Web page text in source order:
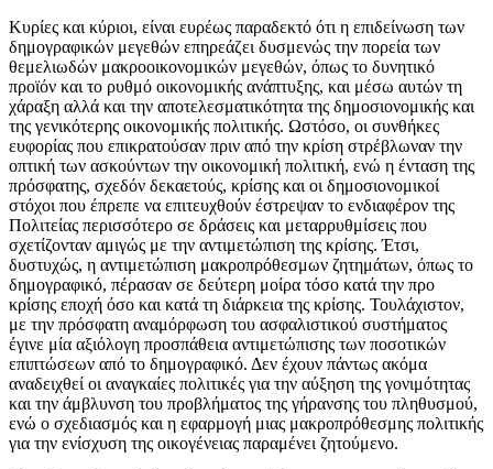
Κυρίες και κύριοι, είναι ευρέως παραδεκτό ότι η επιδείνωση των
δημογραφικών μεγεθών επηρεάζει δυσμενώς την πορεία των
θεμελιωδών μακροοικονομικών μεγεθών, όπως το δυνητικό
προϊόν και το ρυθμό οικονομικής ανάπτυξης, και μέσω αυτών τη
χάραξη αλλά και την αποτελεσματικότητα της δημοσιονομικής και
της γενικότερης οικονομικής πολιτικής. Ωστόσο, οι συνθήκες
ευφορίας που επικρατούσαν πριν από την κρίση στρέβλωναν την
οπτική των ασκούντων την οικονομική πολιτική, ενώ η ένταση της
πρόσφατης, σχεδόν δεκαετούς, κρίσης και οι δημοσιονομικοί
στόχοι που έπρεπε να επιτευχθούν έστρεψαν το ενδιαφέρον της
Πολιτείας περισσότερο σε δράσεις και μεταρρυθμίσεις που
σχετίζονταν αμιγώς με την αντιμετώπιση της κρίσης. Έτσι,
δυστυχώς, η αντιμετώπιση μακροπρόθεσμων ζητημάτων, όπως το
δημογραφικό, πέρασαν σε δεύτερη μοίρα τόσο κατά την προ
κρίσης εποχή όσο και κατά τη διάρκεια της κρίσης. Τουλάχιστον,
με την πρόσφατη αναμόρφωση του ασφαλιστικού συστήματος
έγινε μία αξιόλογη προσπάθεια αντιμετώπισης των ποσοτικών
επιπτώσεων από το δημογραφικό. Δεν έχουν πάντως ακόμα
αναδειχθεί οι αναγκαίες πολιτικές για την αύξηση της γονιμότητας
και την άμβλυνση του προβλήματος της γήρανσης του πληθυσμού,
ενώ ο σχεδιασμός και η εφαρμογή μιας μακροπρόθεσμης πολιτικής
για την ενίσχυση της οικογένειας παραμένει ζητούμενο.